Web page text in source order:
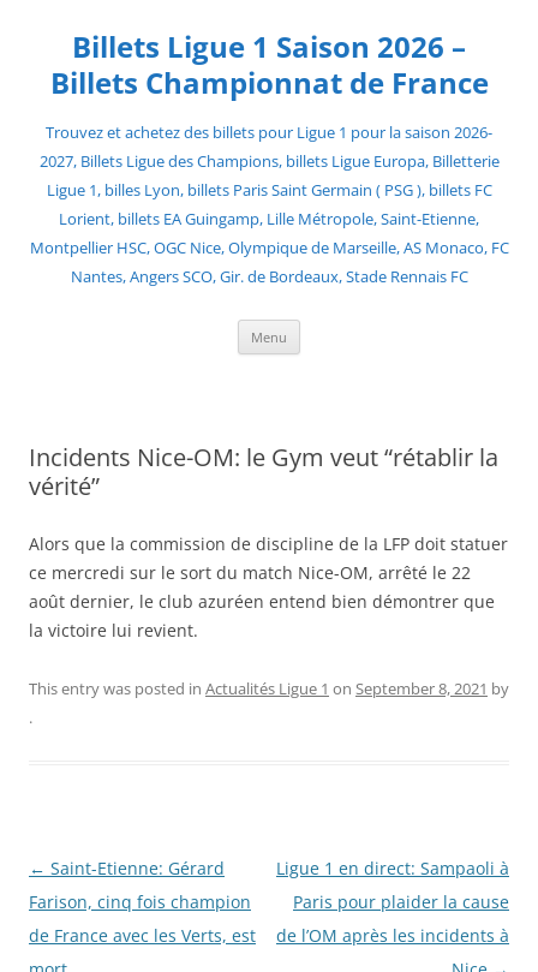
contentBillets Ligue 1 Saison 2026 –
Billets Championnat de France
Trouvez et achetez des billets pour Ligue 1 pour la saison 2026-
2027, Billets Ligue des Champions, billets Ligue Europa, Billetterie
Ligue 1, billes Lyon, billets Paris Saint Germain ( PSG ), billets FC
Lorient, billets EA Guingamp, Lille Métropole, Saint-Etienne,
Montpellier HSC, OGC Nice, Olympique de Marseille, AS Monaco, FC
Nantes, Angers SCO, Gir. de Bordeaux, Stade Rennais FC
Menu
Incidents Nice-OM: le Gym veut “rétablir la
vérité”
Alors que la commission de discipline de la LFP doit statuer
ce mercredi sur le sort du match Nice-OM, arrêté le 22
août dernier, le club azuréen entend bien démontrer que
la victoire lui revient.
This entry was posted in Actualités Ligue 1 on September 8, 2021 by
.
Post
navigation
← Saint-Etienne: Gérard
Farison, cinq fois champion
de France avec les Verts, est
Ligue 1 en direct: Sampaoli à
Paris pour plaider la cause
de l’OM après les incidents à